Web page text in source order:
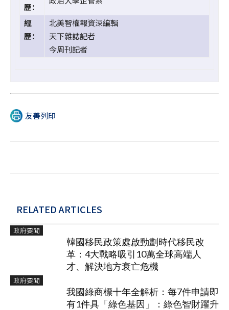
歷：
經
歷：
北美智權報資深編輯
天下雜誌記者
今周刊記者
友善列印
RELATED ARTICLES
政府要聞
韓國移民政策處啟動劃時代移民改
革：4大戰略吸引10萬全球高端人
才、解決地方衰亡危機
政府要聞
我國綠商標十年全解析：每7件申請即
有1件具「綠色基因」：綠色智財躍升